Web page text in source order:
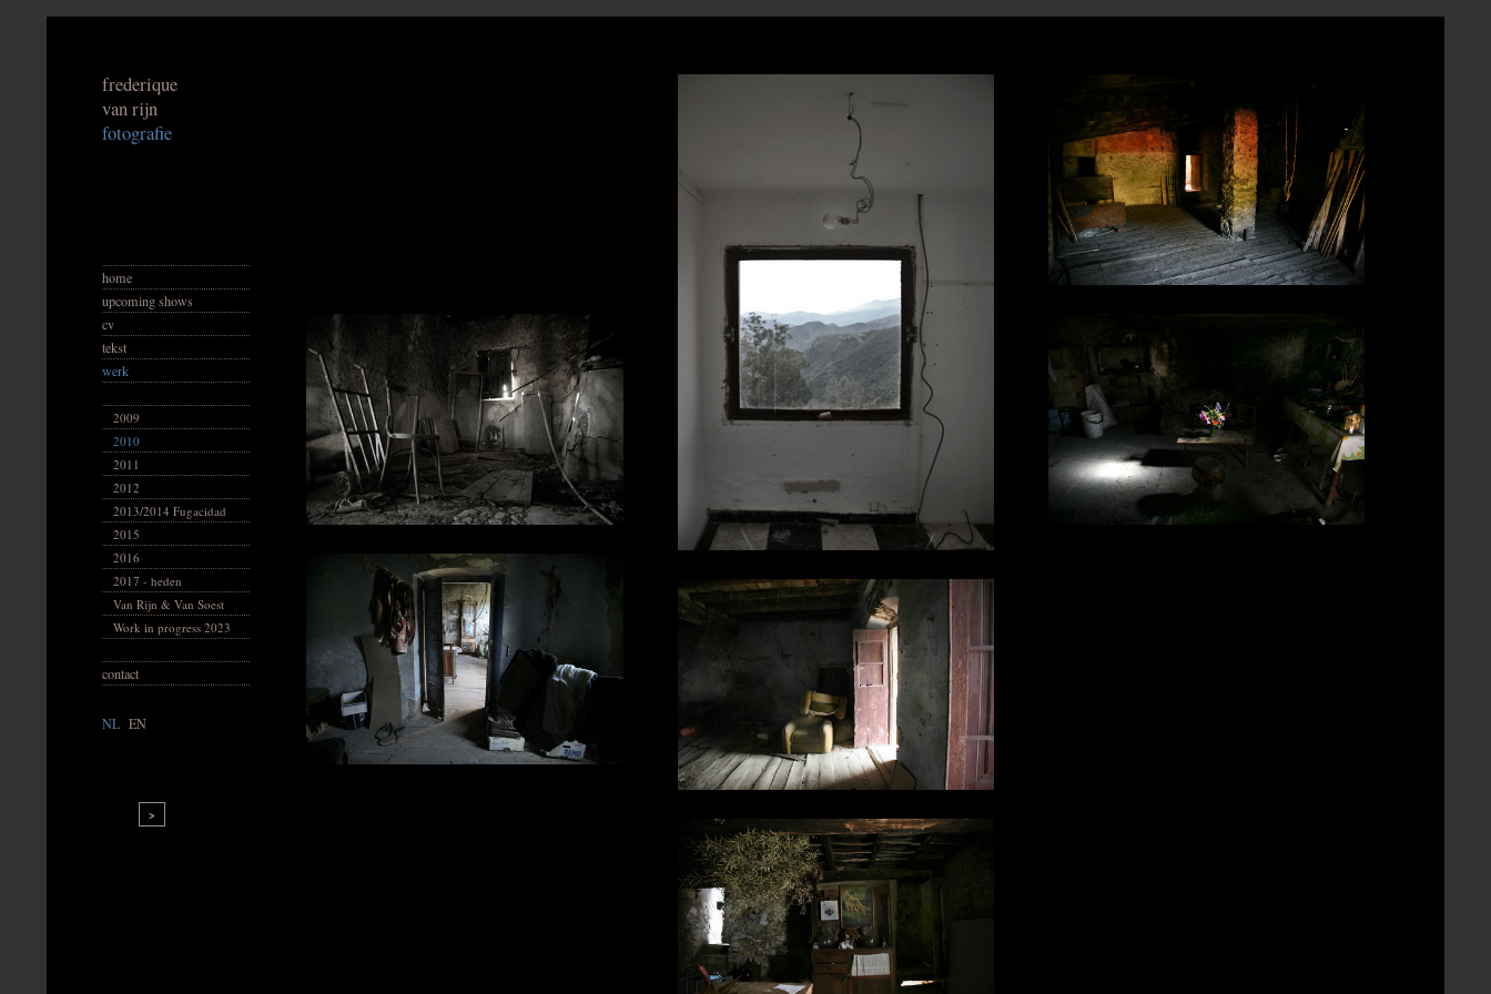
frederique
van rijn
fotografie
home
upcoming shows
cv
tekst
werk
2009
2010
2011
2012
2013/2014 Fugacidad
2015
2016
2017 - heden
Van Rijn & Van Soest
Work in progress 2023
contact
NL EN
>